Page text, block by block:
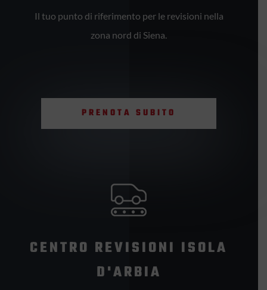
Il tuo punto di riferimento per le revisioni nella
zona nord di Siena.
PRENOTA SUBITO
CENTRO REVISIONI ISOLA
D'ARBIA